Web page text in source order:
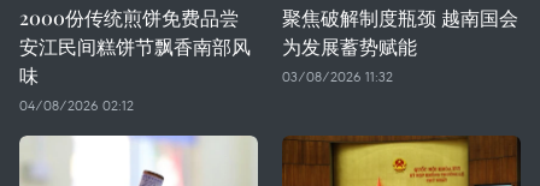
2000份传统煎饼免费品尝
安江民间糕饼节飘香南部风
味
04/08/2026 02:12
聚焦破解制度瓶颈 越南国会
为发展蓄势赋能
03/08/2026 11:32